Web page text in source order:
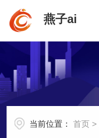
燕子ai
当前位置： 首页 >